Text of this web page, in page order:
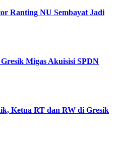
Ranting NU Sembayat Jadi
Migas Akuisisi SPDN
Ketua RT dan RW di Gresik